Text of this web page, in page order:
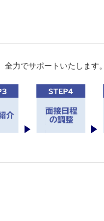
全力でサポートいたします